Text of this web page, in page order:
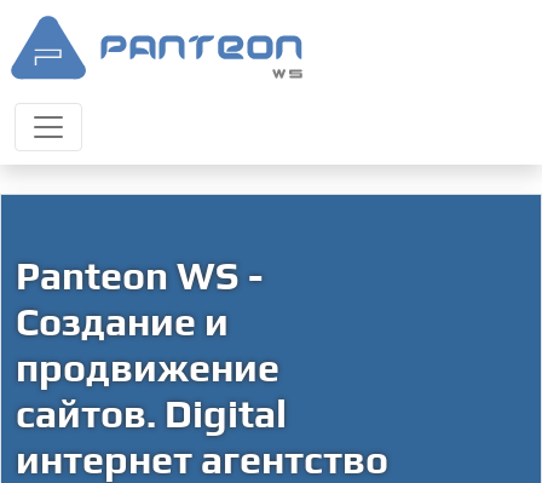
Panteon WS -
Создание и
продвижение
сайтов. Digital
интернет агентство